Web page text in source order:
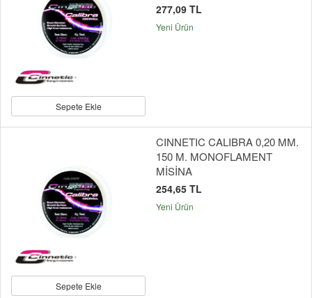
Sepete Ekle
277,09 TL
Yeni Ürün
Sepete Ekle
CINNETIC CALIBRA 0,20 MM.
150 M. MONOFLAMENT
MİSİNA
254,65 TL
Yeni Ürün